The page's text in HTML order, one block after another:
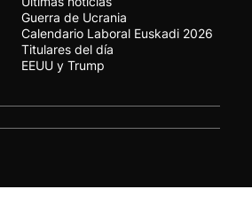
Guerra de Ucrania
Calendario Laboral Euskadi 2026
Titulares del día
EEUU y Trump